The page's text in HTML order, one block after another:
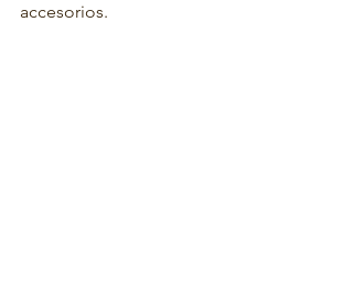
accesorios.